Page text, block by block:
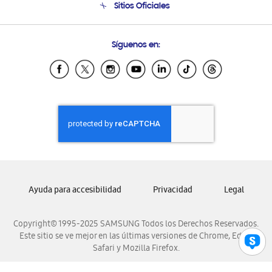
Soporte vía eMail
Sitios Oficiales
Samsung Ecuador
Samsung El Salvador
Samsung Honduras
Samsung Nicaragua
Samsung Panamá
Samsung Venezuela
Síguenos en:
Copyright© 1995-2025 SAMSUNG Todos los Derechos Reservados.
Este sitio se ve mejor en las últimas versiones de Chrome, Edge,
Safari y Mozilla Firefox.
Ayuda para accesibilidad Privacidad Legal